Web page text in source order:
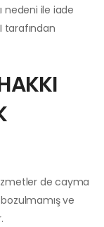
nedeni ile iade
tarafından
de cayma
ve